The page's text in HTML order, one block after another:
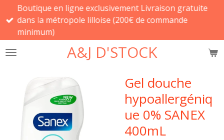
Passer
au
contenu
A&J D'STOCK
Boutique en ligne exclusivement Livraison gratuite
dans la métropole lilloise (200€ de commande
minimum)
Gel douche
hypoallergéniq
ue 0% SANEX
400mL